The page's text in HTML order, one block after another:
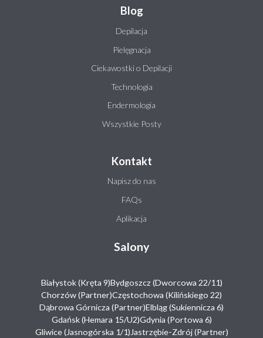
Blog
Depilacja
Pielęgnacja
Ciekawostki o Depilacji
Technologia
Endermologia
Wszystkie Posty
Kontakt
Napisz do nas
FAQs
Aplikacja
Salony
Białystok (Kręta 9)Bydgoszcz (Dworcowa 22/11)
Chorzów (Partner)Częstochowa (Kilińskiego 22)
Dąbrowa Górnicza (Partner)Elbląg (Sukiennicza 6)
Gdańsk (Hemara 15/U2)Gdynia (Portowa 6)
Gliwice (Jasnogórska 1/1) Jastrzębie-Zdrój (Partner)